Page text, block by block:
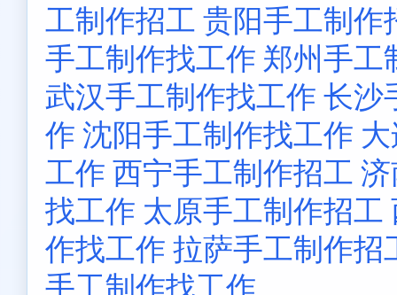
工制作招工 贵阳手工制作
手工制作找工作 郑州手工
武汉手工制作找工作 长沙
作 沈阳手工制作找工作
工作 西宁手工制作招工
找工作 太原手工制作招工
作找工作 拉萨手工制作招
手工制作找工作